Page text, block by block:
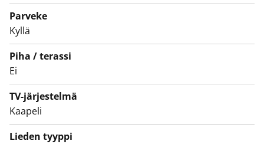
Varaa esittelyaika ja tule katsomaan voisiko tämä olla
uusi vuokrakotisi!
Parveke
Kyllä
Piha / terassi
Ei
TV-järjestelmä
Kaapeli
Lieden tyyppi